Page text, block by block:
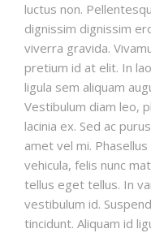
luctus non.
dignissim dignissim
viverra gravida.
pretium id at elit. In
ligula sem aliquam
Vestibulum diam leo,
lacinia ex. Sed ac
amet vel mi.
vehicula, felis nunc
tellus eget tellus. In
vestibulum id.
tincidunt. Aliquam id